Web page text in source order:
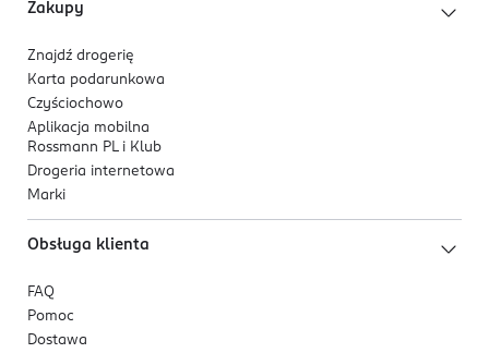
Dla kogo jest ten produkt?
Dla osób, które pragną wyróżnić się wyrafinowanym
zapachem o nowoczesnym charakterze.
Zakupy
Znajdź drogerię
Karta podarunkowa
Czyściochowo
Aplikacja mobilna
Rossmann PL i Klub
Drogeria internetowa
Marki
Obsługa klienta
FAQ
Pomoc
Dostawa